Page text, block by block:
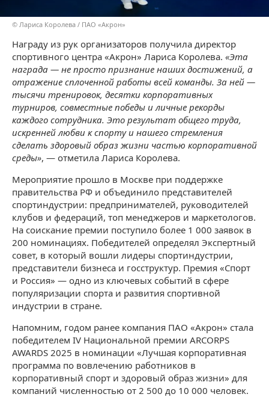
© Лариса Королева / ПАО «Акрон»
Награду из рук организаторов получила директор
спортивного центра «Акрон» Лариса Королева. «Эта
награда — не просто признание наших достижений, а
отражение сплоченной работы всей команды. За ней —
тысячи тренировок, десятки корпоративных
турниров, совместные победы и личные рекорды
каждого сотрудника. Это результат общего труда,
искренней любви к спорту и нашего стремления
сделать здоровый образ жизни частью корпоративной
среды», — отметила Лариса Королева.
Мероприятие прошло в Москве при поддержке
правительства РФ и объединило представителей
спортиндустрии: предпринимателей, руководителей
клубов и федераций, топ менеджеров и маркетологов.
На соискание премии поступило более 1 000 заявок в
200 номинациях. Победителей определял Экспертный
совет, в который вошли лидеры спортиндустрии,
представители бизнеса и госструктур. Премия «Спорт
и Россия» — одно из ключевых событий в сфере
популяризации спорта и развития спортивной
индустрии в стране.
Напомним, годом ранее компания ПАО «Акрон» стала
победителем IV Национальной премии ARCORPS
AWARDS 2025 в номинации «Лучшая корпоративная
программа по вовлечению работников в
корпоративный спорт и здоровый образ жизни» для
компаний численностью от 2 500 до 10 000 человек.